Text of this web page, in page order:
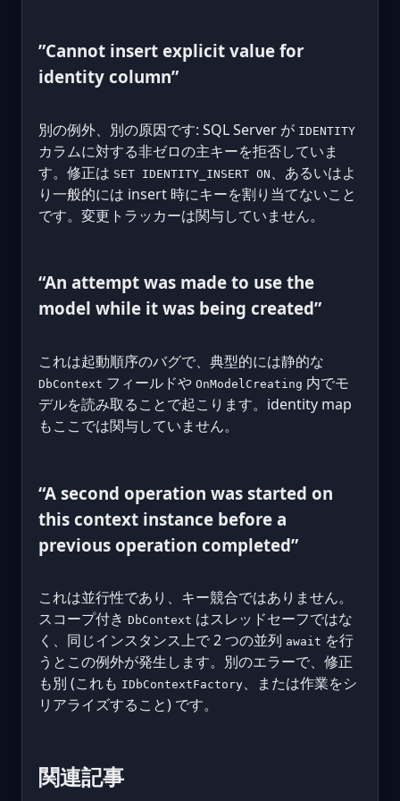
”Cannot insert explicit value for
identity column”
別の例外、別の原因です: SQL Server が IDENTITY
カラムに対する非ゼロの主キーを拒否していま
す。修正は SET IDENTITY_INSERT ON 、あるいはよ
り一般的には insert 時にキーを割り当てないこと
です。変更トラッカーは関与していません。
“An attempt was made to use the
model while it was being created”
これは起動順序のバグで、典型的には静的な
DbContext フィールドや OnModelCreating 内でモ
デルを読み取ることで起こります。identity map
もここでは関与していません。
“A second operation was started on
this context instance before a
previous operation completed”
これは並行性であり、キー競合ではありません。
スコープ付き DbContext はスレッドセーフではな
く、同じインスタンス上で 2 つの並列 await を行
うとこの例外が発生します。別のエラーで、修正
も別 (これも IDbContextFactory、または作業をシ
リアライズすること) です。
関連記事